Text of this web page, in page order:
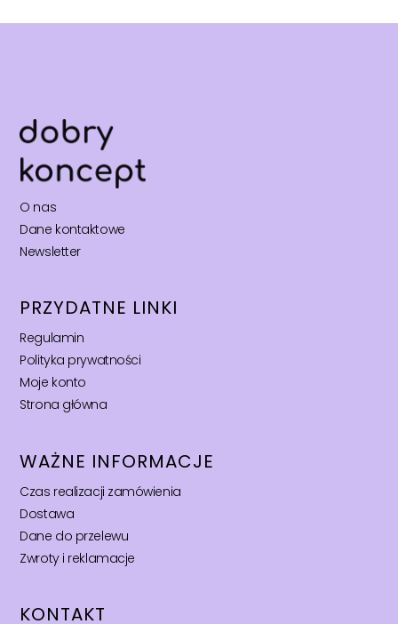
O nas
Dane kontaktowe
Newsletter
PRZYDATNE LINKI
Regulamin
Polityka prywatności
Moje konto
Strona główna
WAŻNE INFORMACJE
Czas realizacji zamówienia
Dostawa
Dane do przelewu
Zwroty i reklamacje
KONTAKT